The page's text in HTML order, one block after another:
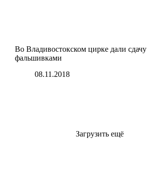
Во Владивостокском цирке дали сдачу
фальшивками
08.11.2018
Загрузить ещё